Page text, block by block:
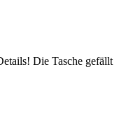
Die Tasche gefällt